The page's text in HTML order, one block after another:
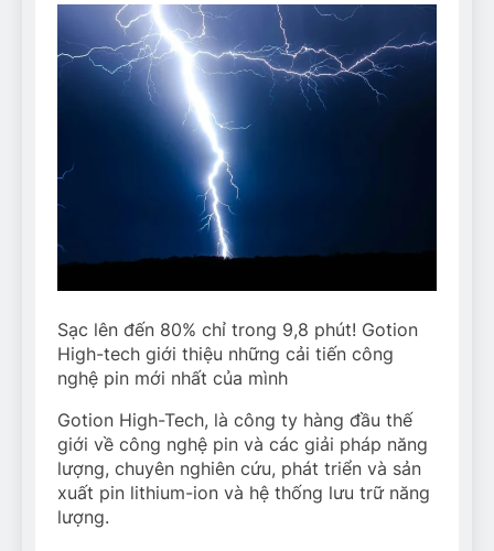
Sạc lên đến 80% chỉ trong 9,8 phút! Gotion
High-tech giới thiệu những cải tiến công
nghệ pin mới nhất của mình
Gotion High-Tech, là công ty hàng đầu thế
giới về công nghệ pin và các giải pháp năng
lượng, chuyên nghiên cứu, phát triển và sản
xuất pin lithium-ion và hệ thống lưu trữ năng
lượng.